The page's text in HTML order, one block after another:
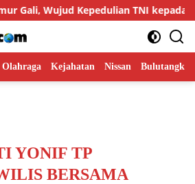
Kepedulian TNI kepada Masyarakat
Kejahatan Nissan Bulutangkis
YONIF TP
BERSAMA